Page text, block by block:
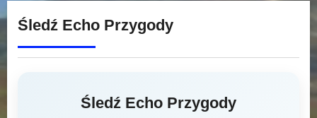
Śledź Echo Przygody
Śledź Echo Przygody